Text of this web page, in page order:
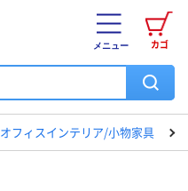
カゴ
メニュー
オフィスインテリア/小物家具